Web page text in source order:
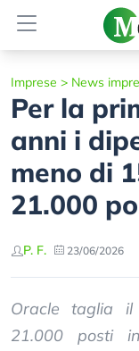
Imprese > News
Per la
anni i
meno di
21.000
P. F. 23/06/2026
Oracle taglia
21.000 posti